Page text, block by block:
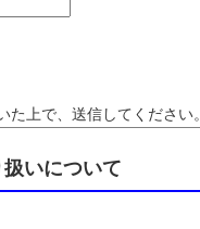
上で、送信してください。
いについて